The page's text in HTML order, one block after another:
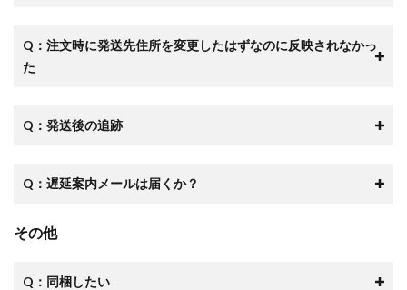
Q：注文時に発送先住所を変更したはずなのに反映されなかっ
た
Q：発送後の追跡
Q：遅延案内メールは届くか？
その他
Q：同梱したい